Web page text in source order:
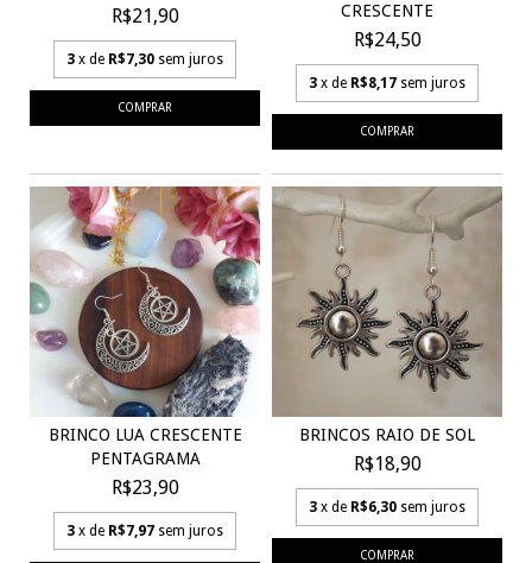
R$21,90
3 x de R$7,30 sem juros
CRESCENTE
R$24,50
3 x de R$8,17 sem juros
BRINCO LUA CRESCENTE
PENTAGRAMA
R$23,90
3 x de R$7,97 sem juros
BRINCOS RAIO DE SOL
R$18,90
3 x de R$6,30 sem juros